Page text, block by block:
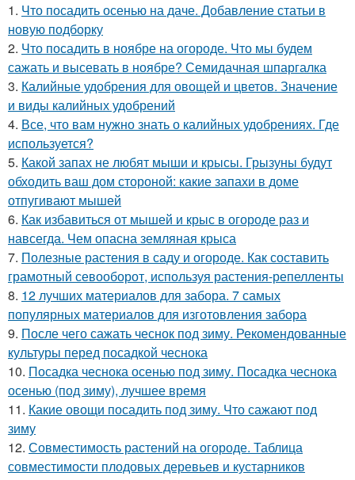
1. Что посадить осенью на даче. Добавление статьи в
новую подборку
2. Что посадить в ноябре на огороде. Что мы будем
сажать и высевать в ноябре? Семидачная шпаргалка
3. Калийные удобрения для овощей и цветов. Значение
и виды калийных удобрений
4. Все, что вам нужно знать о калийных удобрениях. Где
используется?
5. Какой запах не любят мыши и крысы. Грызуны будут
обходить ваш дом стороной: какие запахи в доме
отпугивают мышей
6. Как избавиться от мышей и крыс в огороде раз и
навсегда. Чем опасна земляная крыса
7. Полезные растения в саду и огороде. Как составить
грамотный севооборот, используя растения-репелленты
8. 12 лучших материалов для забора. 7 самых
популярных материалов для изготовления забора
9. После чего сажать чеснок под зиму. Рекомендованные
культуры перед посадкой чеснока
10. Посадка чеснока осенью под зиму. Посадка чеснока
осенью (под зиму), лучшее время
11. Какие овощи посадить под зиму. Что сажают под
зиму
12. Совместимость растений на огороде. Таблица
совместимости плодовых деревьев и кустарников